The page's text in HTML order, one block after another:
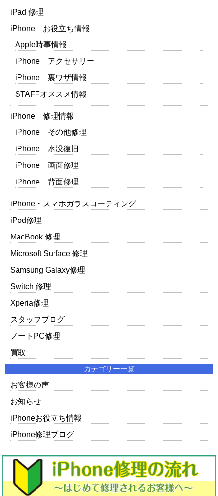
iPad 修理
iPhone お役立ち情報
Apple時事情報
iPhone アクセサリー
iPhone 裏ワザ情報
STAFFオススメ情報
iPhone 修理情報
iPhone その他修理
iPhone 水没復旧
iPhone 画面修理
iPhone 背面修理
iPhone・スマホガラスコーティング
iPod修理
MacBook 修理
Microsoft Surface 修理
Samsung Galaxy修理
Switch 修理
Xperia修理
スタッフブログ
ノートPC修理
買取
カテゴリー一覧
お客様の声
お知らせ
iPhoneお役立ち情報
iPhone修理ブログ